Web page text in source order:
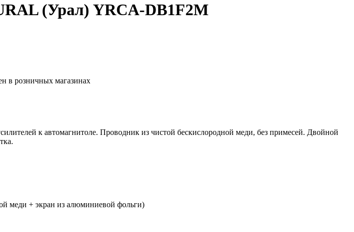
(Урал) YRCA-DB1F2M
в розничных магазинах
к автомагнитоле. Проводник из чистой бескислородной меди, без примесей. Двойной
меди + экран из алюминиевой фольги)